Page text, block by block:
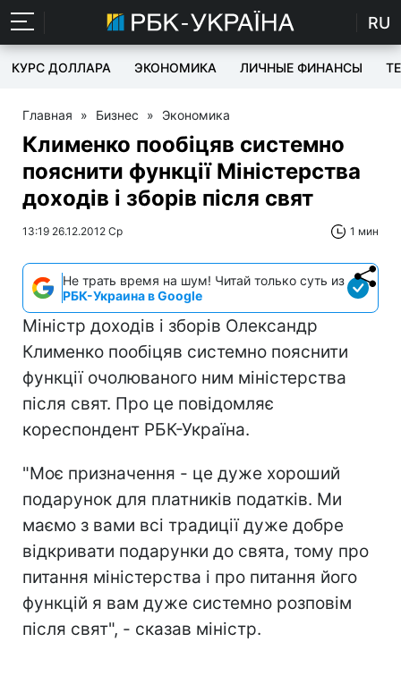
RU
КУРС ДОЛЛАРА ЭКОНОМИКА ЛИЧНЫЕ ФИНАНСЫ
Главная » Бизнес » Экономика
Клименко пообіцяв системно
пояснити функції Міністерства
доходів і зборів після свят
13:19 26.12.2012 Ср 1 мин
Не трать время на шум! Читай только суть из
РБК-Украина в Google
Міністр доходів і зборів Олександр
Клименко пообіцяв системно пояснити
функції очолюваного ним міністерства
після свят. Про це повідомляє
кореспондент РБК-Україна.
"Моє призначення - це дуже хороший
подарунок для платників податків. Ми
маємо з вами всі традиції дуже добре
відкривати подарунки до свята, тому про
питання міністерства і про питання його
функцій я вам дуже системно розповім
після свят", - сказав міністр.